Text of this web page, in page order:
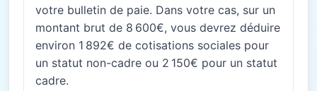
votre bulletin de paie. Dans votre cas, sur un
montant brut de 8 600€, vous devrez déduire
environ 1 892€ de cotisations sociales pour
un statut non-cadre ou 2 150€ pour un statut
cadre.